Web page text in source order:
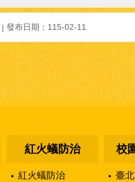
發布日期：115-02-11
紅火蟻防治
紅火蟻防治
校
臺